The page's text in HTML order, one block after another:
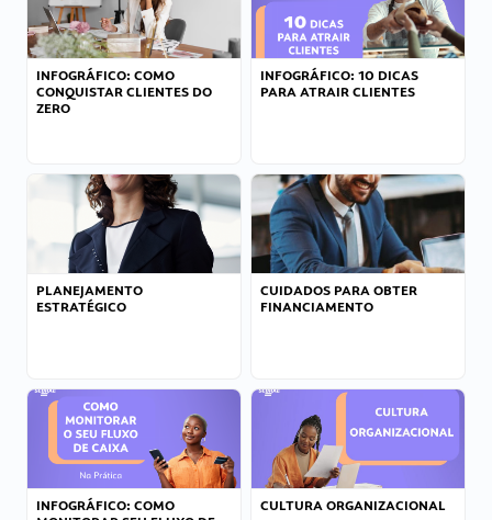
INFOGRÁFICO: COMO
CONQUISTAR CLIENTES DO
ZERO
INFOGRÁFICO: 10 DICAS
PARA ATRAIR CLIENTES
PLANEJAMENTO
ESTRATÉGICO
CUIDADOS PARA OBTER
FINANCIAMENTO
INFOGRÁFICO: COMO
CULTURA ORGANIZACIONAL